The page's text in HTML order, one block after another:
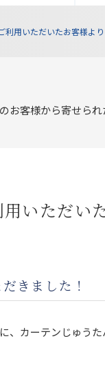
利用いただいたお客様より
お客様から寄せられ
いただい
きました！
、カーテンじゅう